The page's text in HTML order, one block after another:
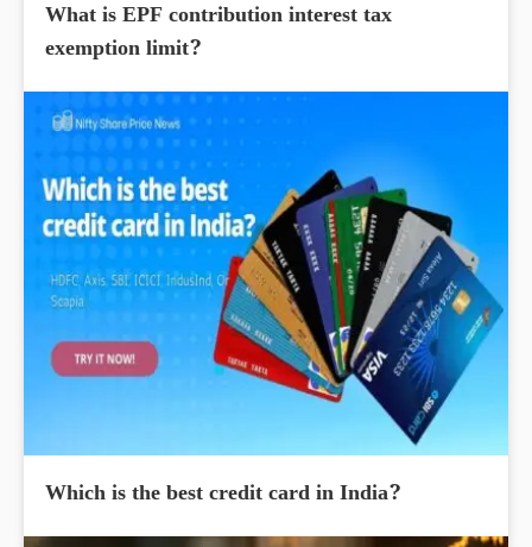
What is EPF contribution interest tax
exemption limit?
Which is the best credit card in India?